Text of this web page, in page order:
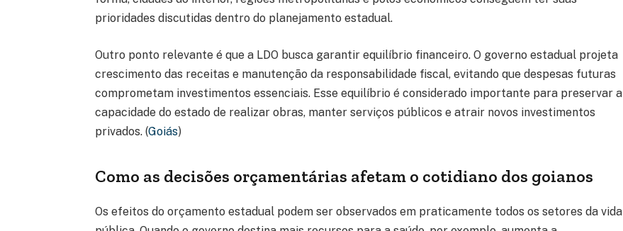
prioridades discutidas dentro do planejamento estadual.
Outro ponto relevante é que a LDO busca garantir equilíbrio financeiro. O governo estadual projeta
crescimento das receitas e manutenção da responsabilidade fiscal, evitando que despesas futuras
comprometam investimentos essenciais. Esse equilíbrio é considerado importante para preservar a
capacidade do estado de realizar obras, manter serviços públicos e atrair novos investimentos
privados. (Goiás)
Como as decisões orçamentárias afetam o cotidiano dos goianos
Os efeitos do orçamento estadual podem ser observados em praticamente todos os setores da vida